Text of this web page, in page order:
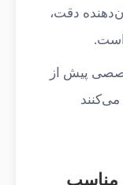
دقت،
است.
پیش از
می‌کنند
مناسب